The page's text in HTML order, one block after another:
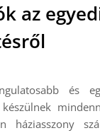
az
és
háziasszony